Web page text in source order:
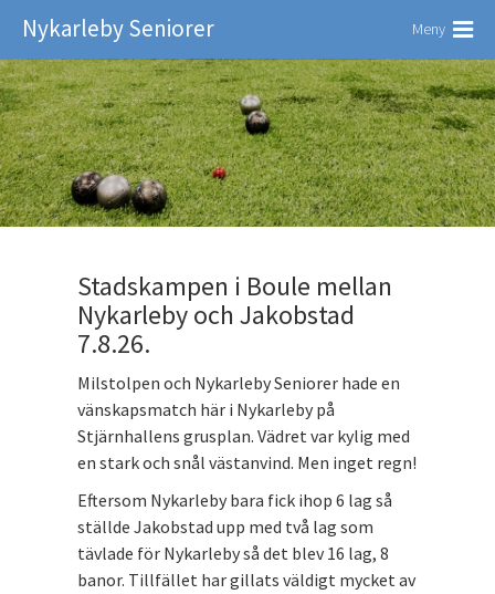
Nykarleby Seniorer Meny
Stadskampen i Boule mellan
Nykarleby och Jakobstad
7.8.26.
Milstolpen och Nykarleby Seniorer hade en
vänskapsmatch här i Nykarleby på
Stjärnhallens grusplan. Vädret var kylig med
en stark och snål västanvind. Men inget regn!
Eftersom Nykarleby bara fick ihop 6 lag så
ställde Jakobstad upp med två lag som
tävlade för Nykarleby så det blev 16 lag, 8
banor. Tillfället har gillats väldigt mycket av